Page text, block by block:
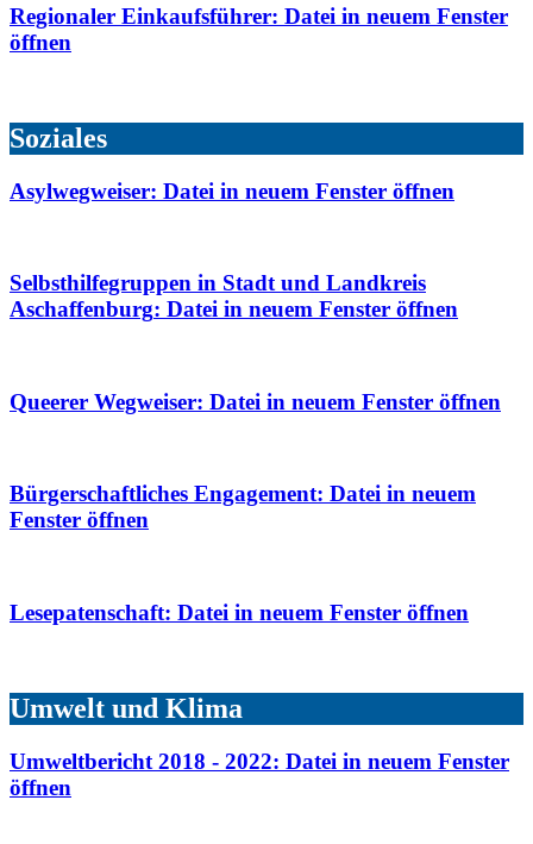
Regionaler Einkaufsführer: Datei in neuem Fenster
öffnen
Soziales
Asylwegweiser: Datei in neuem Fenster öffnen
Selbsthilfegruppen in Stadt und Landkreis
Aschaffenburg: Datei in neuem Fenster öffnen
Queerer Wegweiser: Datei in neuem Fenster öffnen
Bürgerschaftliches Engagement: Datei in neuem
Fenster öffnen
Lesepatenschaft: Datei in neuem Fenster öffnen
Umwelt und Klima
Umweltbericht 2018 - 2022: Datei in neuem Fenster
öffnen